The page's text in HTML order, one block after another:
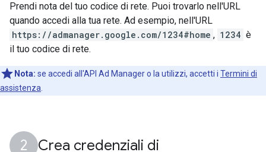
Prendi nota del tuo codice di rete. Puoi trovarlo nell'URL
quando accedi alla tua rete. Ad esempio, nell'URL
https://admanager.google.com/1234#home , 1234 è
il tuo codice di rete.
Nota: se accedi all'API Ad Manager o la utilizzi, accetti i Termini di
assistenza
Crea credenziali di